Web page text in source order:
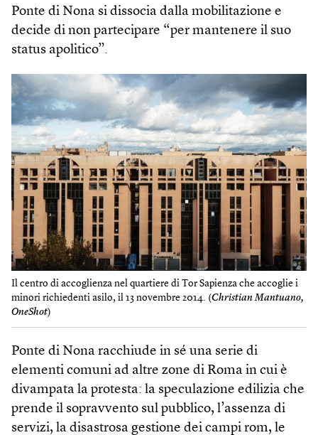
Ponte di Nona si dissocia dalla mobilitazione e
decide di non partecipare “per mantenere il suo
status apolitico”.
Il centro di accoglienza nel quartiere di Tor Sapienza che accoglie i
minori richiedenti asilo, il 13 novembre 2014. (Christian Mantuano,
OneShot)
Ponte di Nona racchiude in sé una serie di
elementi comuni ad altre zone di Roma in cui è
divampata la protesta: la speculazione edilizia che
prende il sopravvento sul pubblico, l’assenza di
servizi, la disastrosa gestione dei campi rom, le